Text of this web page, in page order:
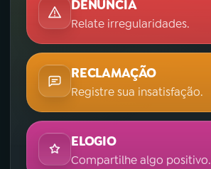
DENÚNCIA
Relate irregularidades.
RECLAMAÇÃO
Registre sua insatisfação.
ELOGIO
Compartilhe algo positivo.